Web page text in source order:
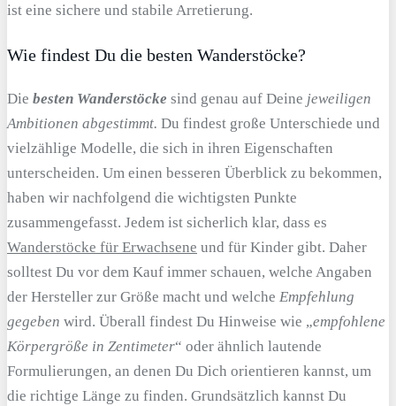
ist eine sichere und stabile Arretierung.
Wie findest Du die besten Wanderstöcke?
Die besten Wanderstöcke sind genau auf Deine jeweiligen
Ambitionen abgestimmt. Du findest große Unterschiede und
vielzählige Modelle, die sich in ihren Eigenschaften
unterscheiden. Um einen besseren Überblick zu bekommen,
haben wir nachfolgend die wichtigsten Punkte
zusammengefasst. Jedem ist sicherlich klar, dass es
Wanderstöcke für Erwachsene und für Kinder gibt. Daher
solltest Du vor dem Kauf immer schauen, welche Angaben
der Hersteller zur Größe macht und welche Empfehlung
gegeben wird. Überall findest Du Hinweise wie „empfohlene
Körpergröße in Zentimeter“ oder ähnlich lautende
Formulierungen, an denen Du Dich orientieren kannst, um
die richtige Länge zu finden. Grundsätzlich kannst Du